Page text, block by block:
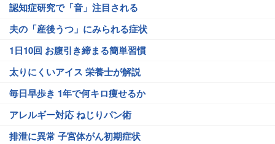
認知症研究で「音」注目される
夫の「産後うつ」にみられる症状
1日10回 お腹引き締まる簡単習慣
太りにくいアイス 栄養士が解説
毎日早歩き 1年で何キロ痩せるか
アレルギー対応 ねじりパン術
排泄に異常 子宮体がん初期症状